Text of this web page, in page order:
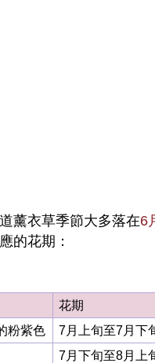
薰衣草季節大多落在6
的花期：
花期
粉紫色
7月上旬至7月下
7月下旬至8月上